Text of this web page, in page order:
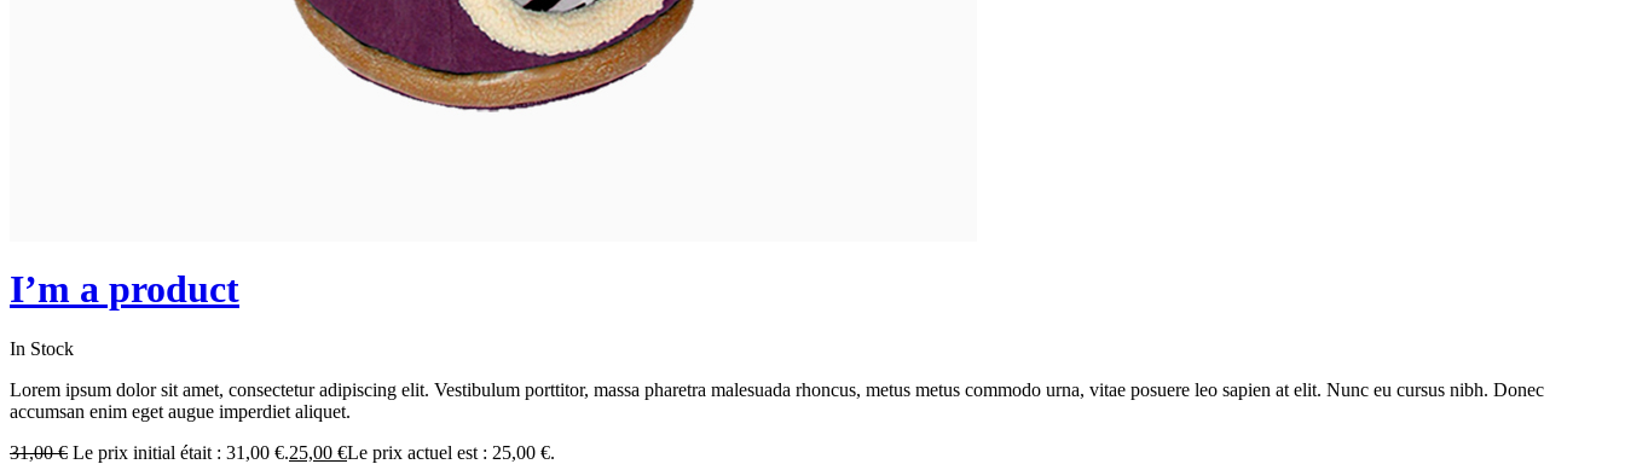
I’m a product
In Stock
Lorem ipsum dolor sit amet, consectetur adipiscing elit. Vestibulum porttitor, massa pharetra malesuada rhoncus, metus metus commodo urna, vitae posuere leo sapien at elit. Nunc eu cursus nibh. Donec
accumsan enim eget augue imperdiet aliquet.
31,00€ Le prix initial était : 31,00 €.25,00 €Le prix actuel est : 25,00 €.